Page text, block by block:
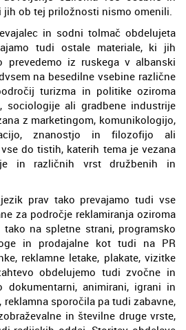
ob tej priložnosti nismo omenili.
in sodni tolmač obdelujeta
tudi ostale materiale, ki jih
prevedemo iz ruskega v albanski
na besedilne vsebine različne
turizma in politike oziroma
sociologije ali gradbene industrije
z marketingom, komunikologijo,
znanostjo in filozofijo ali
do tistih, katerih tema je vezana
in različnih vrst družbenih in
prav tako prevajamo tudi vse
za področje reklamiranja oziroma
na spletne strani, programsko
in prodajalne kot tudi na PR
reklamne letake, plakate, vizitke
obdelujemo tudi zvočne in
dokumentarni, animirani, igrani in
reklamna sporočila pa tudi zabavne,
in številne druge vrste,